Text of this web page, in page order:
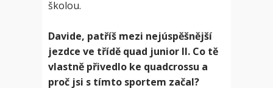
školou.
Davide, patříš mezi nejúspěšnější
jezdce ve třídě quad junior II. Co tě
vlastně přivedlo ke quadcrossu a
proč jsi s tímto sportem začal?